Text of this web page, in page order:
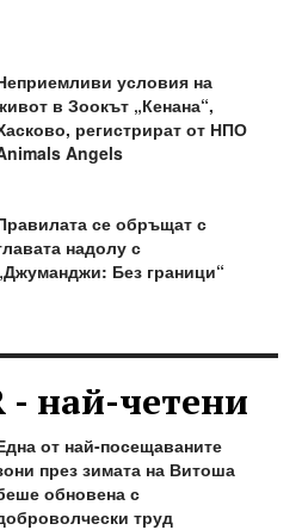
условия на
в Зоокът „Кенана“,
регистрират от НПО
Angels
се обръщат с
надолу с
Без граници“
най-четени
от най-посещаваните
през зимата на Витоша
обновена с
труд